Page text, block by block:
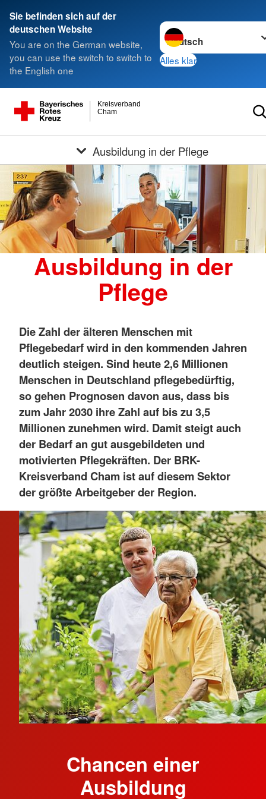
Sie befinden sich auf der
deutschen Website
You are on the German website,
you can use the switch to switch to
the English one
Sprache wechseln zu
Alles klar
Cham
Kreisverband
Ausbildung in der Pflege
Ausbildung in der
Pflege
Die Zahl der älteren Menschen mit
Pflegebedarf wird in den kommenden Jahren
deutlich steigen. Sind heute 2,6 Millionen
Menschen in Deutschland pflegebedürftig,
so gehen Prognosen davon aus, dass bis
zum Jahr 2030 ihre Zahl auf bis zu 3,5
Millionen zunehmen wird. Damit steigt auch
der Bedarf an gut ausgebildeten und
motivierten Pflegekräften. Der BRK-
Kreisverband Cham ist auf diesem Sektor
der größte Arbeitgeber der Region.
Chancen einer
Ausbildung